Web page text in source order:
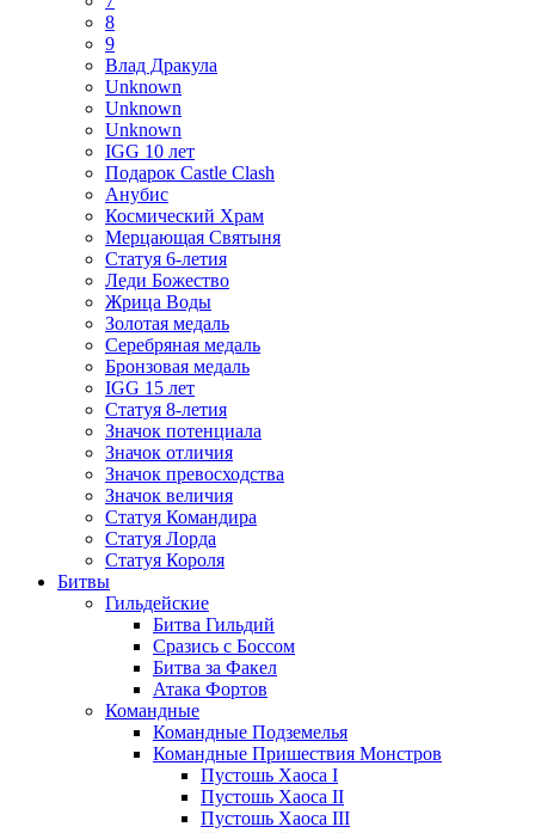
8
9
Влад Дракула
Unknown
Unknown
Unknown
IGG 10 лет
Подарок Castle Clash
Анубис
Космический Храм
Мерцающая Святыня
Статуя 6-летия
Леди Божество
Жрица Воды
Золотая медаль
Серебряная медаль
Бронзовая медаль
IGG 15 лет
Статуя 8-летия
Значок потенциала
Значок отличия
Значок превосходства
Значок величия
Статуя Командира
Статуя Лорда
Статуя Короля
Битвы
Гильдейские
Битва Гильдий
Сразись с Боссом
Битва за Факел
Атака Фортов
Командные
Командные Подземелья
Командные Пришествия Монстров
Пустошь Хаоса I
Пустошь Хаоса II
Пустошь Хаоса III